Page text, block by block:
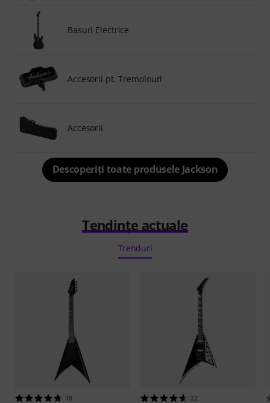
Basuri Electrice
Accesorii pt. Tremolouri
Accesorii
Descoperiți toate produsele Jackson
Tendințe actuale
Trenduri
18 22